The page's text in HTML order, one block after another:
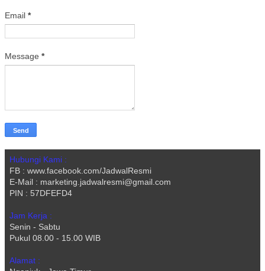
Email *
Message *
Hubungi Kami :
FB : www.facebook.com/JadwalResmi
E-Mail : marketing.jadwalresmi@gmail.com
PIN : 57DFEFD4
Jam Kerja :
Senin - Sabtu
Pukul 08.00 - 15.00 WIB
Alamat :